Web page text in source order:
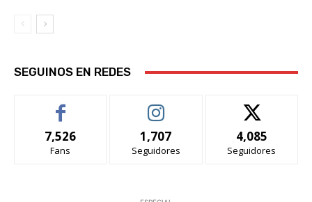
SEGUINOS EN REDES
7,526
Fans
1,707
Seguidores
4,085
Seguidores